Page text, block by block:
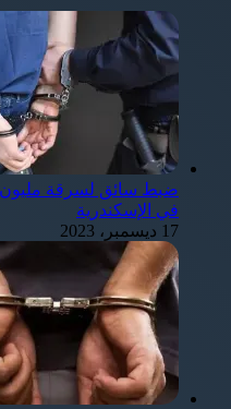
في الإسكندرية
17 ديسمبر، 2023